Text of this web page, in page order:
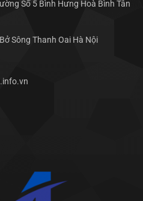
Số 5 Bình Hưng Hoà Bình Tân
Sông Thanh Oai Hà Nội